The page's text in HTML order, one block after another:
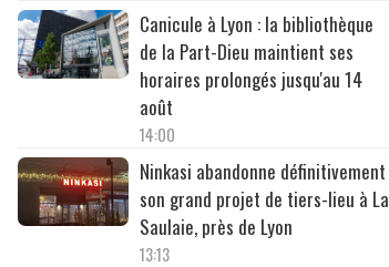
Canicule à Lyon : la bibliothèque
de la Part-Dieu maintient ses
horaires prolongés jusqu'au 14
août
14:00
Ninkasi abandonne définitivement
son grand projet de tiers-lieu à La
Saulaie, près de Lyon
13:13